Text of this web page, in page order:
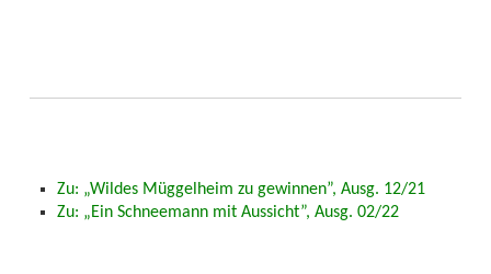
Zu: „Wildes Müggelheim zu gewinnen”, Ausg. 12/21
Zu: „Ein Schneemann mit Aussicht”, Ausg. 02/22